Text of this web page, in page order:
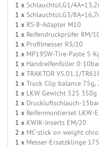
1 x Schlauchtül.G1/
1 x Schlauchtül.G3/
1 x RS-8-Adapter M10
1 x Reifendruckprüfer RM/
1 x Profilmesser R3/20
1 x MP19SW-Tire-Paste 5-
1 x Handreifenfüller 0-
1 x TRAKTOR V5.01.1/
1 x Truck Clip balance 75g,
1 x LKW Gewicht 525 350g
1 x Druckluftschlauch-
1 x Reifenmontierset LKW-
1 x KWIK-Inserts EM/20
2 x MC-stick on weight
1 x Messer-Ersatzklinge